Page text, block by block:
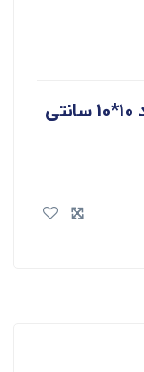
پانسمان آلژینات نوامکس ابعاد 10*10 سانتی